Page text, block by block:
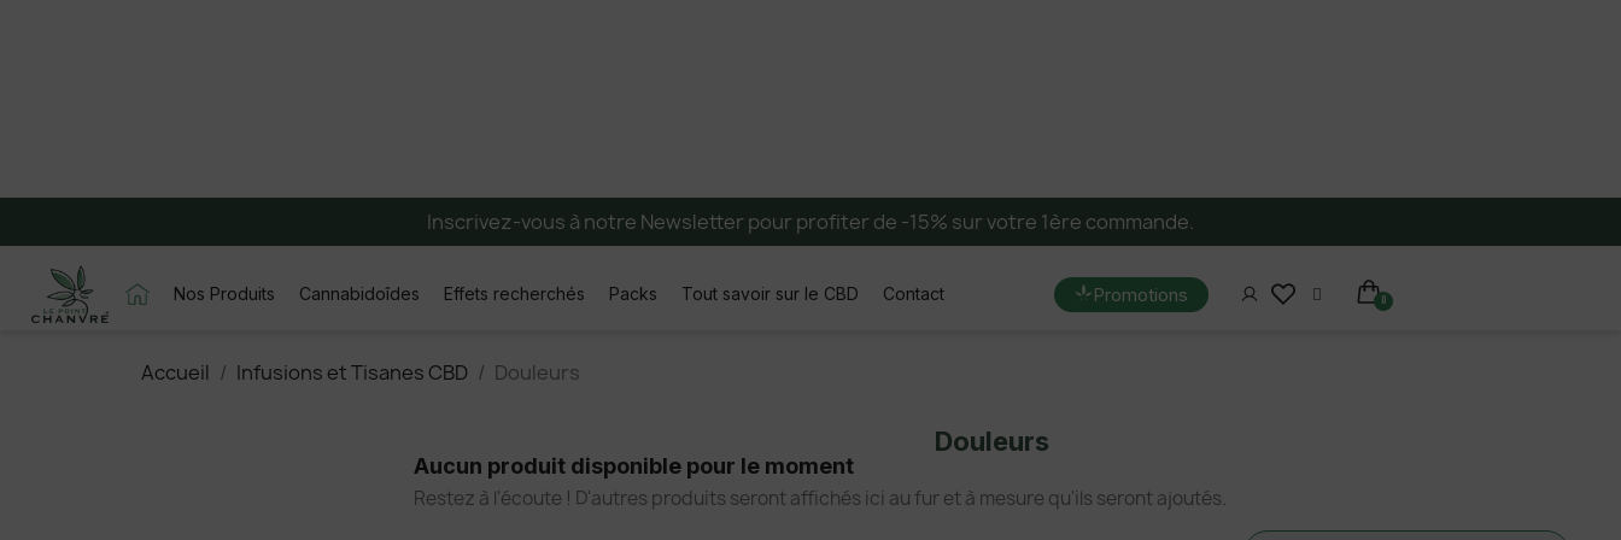
Inscrivez-vous à notre Newsletter pour profiter de -15% sur votre 1ère commande.
Nos Produits Cannabidoîdes Effets recherchés Packs Tout savoir sur le CBD Contact Promotions
Accueil Infusions et Tisanes CBD Douleurs
Douleurs
Aucun produit disponible pour le moment
Restez à l'écoute ! D'autres produits seront affichés ici au fur et à mesure qu'ils seront ajoutés.